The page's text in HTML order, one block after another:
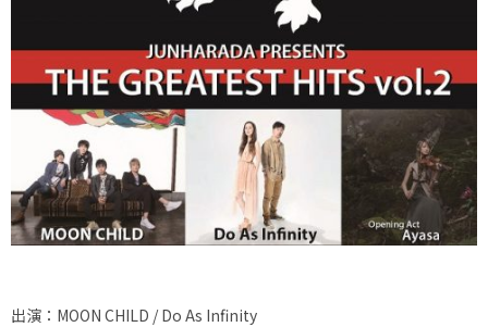
出演：MOON CHILD / Do As Infinity